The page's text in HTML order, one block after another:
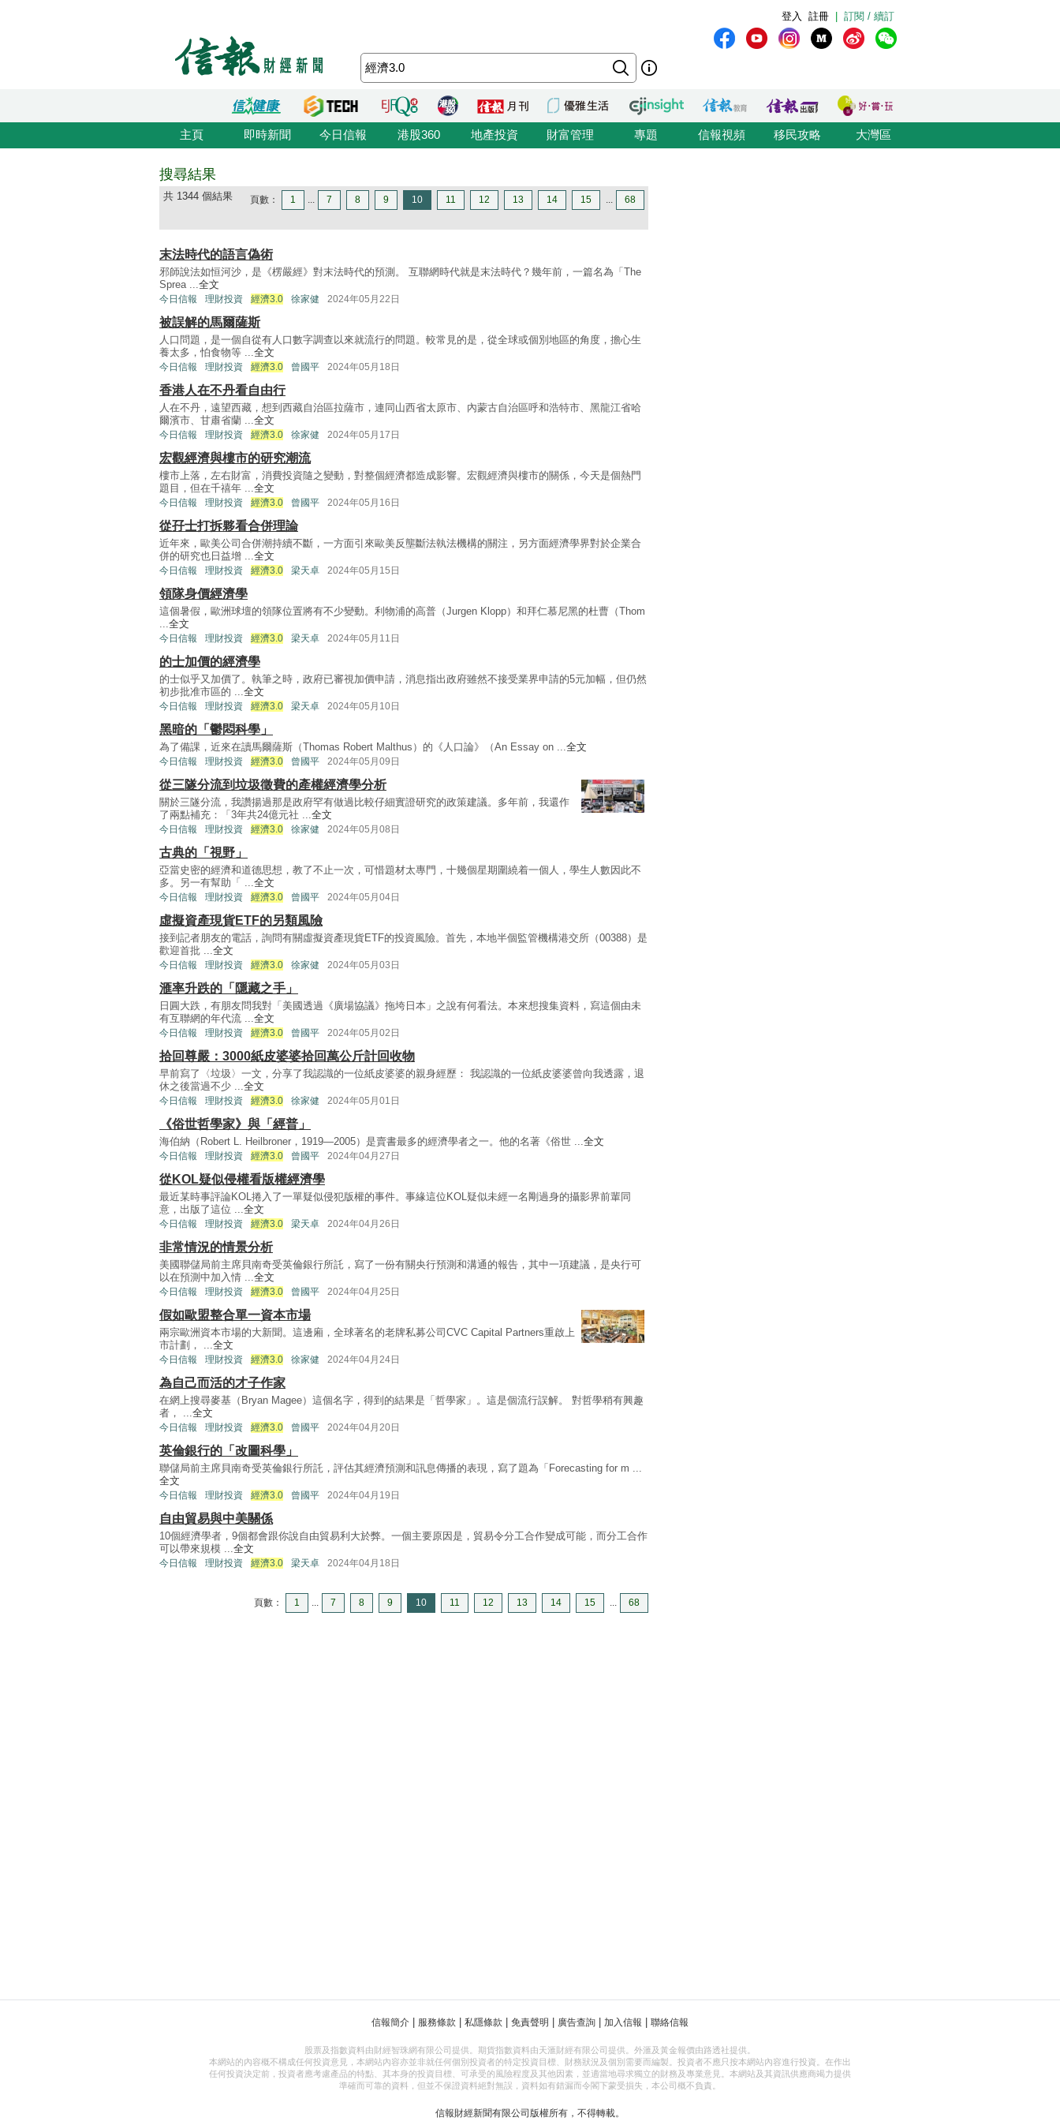
訂閱 / 續訂
註冊
登入
主頁 即時新聞 今日信報 港股360 地產投資 財富管理 專題 信報視頻 移民攻略 大灣區
搜尋結果
共 1344 個結果 頁數： 1 ... 7 8 9 10 11 12 13 14 15 ... 68
末法時代的語言偽術
邪師說法如恒河沙，是《楞嚴經》對末法時代的預測。 互聯網時代就是末法時代？幾年前，一篇名為「The
Sprea ...全文
今日信報 理財投資 經濟3.0 徐家健 2024年05月22日
被誤解的馬爾薩斯
人口問題，是一個自從有人口數字調查以來就流行的問題。較常見的是，從全球或個別地區的角度，擔心生
養太多，怕食物等 ...全文
今日信報 理財投資 經濟3.0 曾國平 2024年05月18日
香港人在不丹看自由行
人在不丹，遠望西藏，想到西藏自治區拉薩市，連同山西省太原市、內蒙古自治區呼和浩特市、黑龍江省哈
爾濱市、甘肅省蘭 ...全文
今日信報 理財投資 經濟3.0 徐家健 2024年05月17日
宏觀經濟與樓市的研究潮流
樓市上落，左右財富，消費投資隨之變動，對整個經濟都造成影響。宏觀經濟與樓市的關係，今天是個熱門
題目，但在千禧年 ...全文
今日信報 理財投資 經濟3.0 曾國平 2024年05月16日
從孖士打拆夥看合併理論
近年來，歐美公司合併潮持續不斷，一方面引來歐美反壟斷法執法機構的關注，另方面經濟學界對於企業合
併的研究也日益增 ...全文
今日信報 理財投資 經濟3.0 梁天卓 2024年05月15日
領隊身價經濟學
這個暑假，歐洲球壇的領隊位置將有不少變動。利物浦的高普（Jurgen Klopp）和拜仁慕尼黑的杜曹（Thom
...全文
今日信報 理財投資 經濟3.0 梁天卓 2024年05月11日
的士加價的經濟學
的士似乎又加價了。執筆之時，政府已審視加價申請，消息指出政府雖然不接受業界申請的5元加幅，但仍然
初步批准市區的 ...全文
今日信報 理財投資 經濟3.0 梁天卓 2024年05月10日
黑暗的「鬱悶科學」
為了備課，近來在讀馬爾薩斯（Thomas Robert Malthus）的《人口論》（An Essay on ...全文
今日信報 理財投資 經濟3.0 曾國平 2024年05月09日
從三隧分流到垃圾徵費的產權經濟學分析
關於三隧分流，我讚揚過那是政府罕有做過比較仔細實證研究的政策建議。多年前，我還作
了兩點補充：「3年共24億元社 ...全文
今日信報 理財投資 經濟3.0 徐家健 2024年05月08日
古典的「視野」
亞當史密的經濟和道德思想，教了不止一次，可惜題材太專門，十幾個星期圍繞着一個人，學生人數因此不
多。另一有幫助「 ...全文
今日信報 理財投資 經濟3.0 曾國平 2024年05月04日
虛擬資產現貨ETF的另類風險
接到記者朋友的電話，詢問有關虛擬資產現貨ETF的投資風險。首先，本地半個監管機構港交所（00388）是
歡迎首批 ...全文
今日信報 理財投資 經濟3.0 徐家健 2024年05月03日
滙率升跌的「隱藏之手」
日圓大跌，有朋友問我對「美國透過《廣場協議》拖垮日本」之說有何看法。本來想搜集資料，寫這個由未
有互聯網的年代流 ...全文
今日信報 理財投資 經濟3.0 曾國平 2024年05月02日
拾回尊嚴：3000紙皮婆婆拾回萬公斤計回收物
早前寫了〈垃圾〉一文，分享了我認識的一位紙皮婆婆的親身經歷： 我認識的一位紙皮婆婆曾向我透露，退
休之後當過不少 ...全文
今日信報 理財投資 經濟3.0 徐家健 2024年05月01日
《俗世哲學家》與「經普」
海伯納（Robert L. Heilbroner，1919—2005）是賣書最多的經濟學者之一。他的名著《俗世 ...全文
今日信報 理財投資 經濟3.0 曾國平 2024年04月27日
從KOL疑似侵權看版權經濟學
最近某時事評論KOL捲入了一單疑似侵犯版權的事件。事緣這位KOL疑似未經一名剛過身的攝影界前輩同
意，出版了這位 ...全文
今日信報 理財投資 經濟3.0 梁天卓 2024年04月26日
非常情況的情景分析
美國聯儲局前主席貝南奇受英倫銀行所託，寫了一份有關央行預測和溝通的報告，其中一項建議，是央行可
以在預測中加入情 ...全文
今日信報 理財投資 經濟3.0 曾國平 2024年04月25日
假如歐盟整合單一資本市場
兩宗歐洲資本市場的大新聞。這邊廂，全球著名的老牌私募公司CVC Capital Partners重啟上
市計劃， ...全文
今日信報 理財投資 經濟3.0 徐家健 2024年04月24日
為自己而活的才子作家
在網上搜尋麥基（Bryan Magee）這個名字，得到的結果是「哲學家」。這是個流行誤解。 對哲學稍有興趣
者， ...全文
今日信報 理財投資 經濟3.0 曾國平 2024年04月20日
英倫銀行的「改圖科學」
聯儲局前主席貝南奇受英倫銀行所託，評估其經濟預測和訊息傳播的表現，寫了題為「Forecasting for m ...
全文
今日信報 理財投資 經濟3.0 曾國平 2024年04月19日
自由貿易與中美關係
10個經濟學者，9個都會跟你說自由貿易利大於弊。一個主要原因是，貿易令分工合作變成可能，而分工合作
可以帶來規模 ...全文
今日信報 理財投資 經濟3.0 梁天卓 2024年04月18日
頁數： 1 ... 7 8 9 10 11 12 13 14 15 ... 68
信報簡介 服務條款 私隱條款 免責聲明 廣告查詢 加入信報 聯絡信報
股票及指數資料由財經智珠網有限公司提供。期貨指數資料由天滙財經有限公司提供。外滙及黃金報價由路透社提供。
本網站的內容概不構成任何投資意見，本網站內容亦並非就任何個別投資者的特定投資目標、財務狀況及個別需要而編製。投資者不應只按本網站內容進行投資。在作出
任何投資決定前，投資者應考慮產品的特點、其本身的投資目標、可承受的風險程度及其他因素，並適當地尋求獨立的財務及專業意見。本網站及其資訊供應商竭力提供
準確而可靠的資料，但並不保證資料絕對無誤，資料如有錯漏而令閣下蒙受損失，本公司概不負責。
信報財經新聞有限公司版權所有，不得轉載。